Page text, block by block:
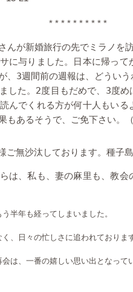
* * * * * * * * * *
んが新婚旅行の先でミラノを
に与りました。日本に帰っ
、 3週間前の週報は、どうい
した。 2度目もだめで、 3度め
んでくれる方が何十人もい
もあるそうで、ご免下さい。
ご無沙汰しております。種子
は、私も、妻の麻里も、教
半年も経ってしまいました。
、日々の忙しさに追われておりま
は、一番の嬉しい思い出となって